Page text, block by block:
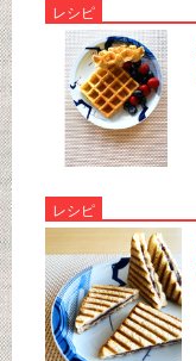
レシピ
レシピ